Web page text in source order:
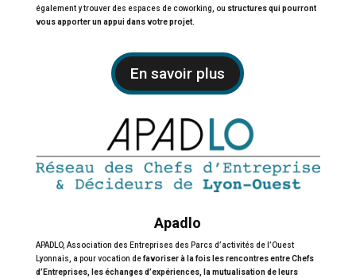
également y trouver des espaces de coworking, ou structures qui pourront
vous apporter un appui dans votre projet.
En savoir plus
Apadlo
APADLO, Association des Entreprises des Parcs d’activités de l’Ouest
Lyonnais, a pour vocation defavoriser à la fois les rencontres entre Chefs
d’Entreprises, les échanges d’expériences, la mutualisation de leurs